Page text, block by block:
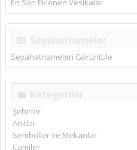
En Son Eklenen Vesikalar
Seyahatnameler
Seyahatnameleri Görüntüle
Kategoriler
Şehirler
Anıtlar
Semboller ve Mekanlar
Camiler